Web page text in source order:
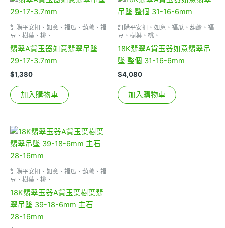
訂購平安扣、如意、福瓜、葫蘆、福
豆、樹葉、桃、
翡翠A貨玉器如意翡翠吊墜
29-17-3.7mm
$1,380
加入購物車
訂購平安扣、如意、福瓜、葫蘆、福
豆、樹葉、桃、
18K翡翠A貨玉器如意翡翠吊
墜 整個 31-16-6mm
$4,080
加入購物車
訂購平安扣、如意、福瓜、葫蘆、福
豆、樹葉、桃、
18K翡翠玉器A貨玉葉樹葉翡
翠吊墜 39-18-6mm 主石
28-16mm